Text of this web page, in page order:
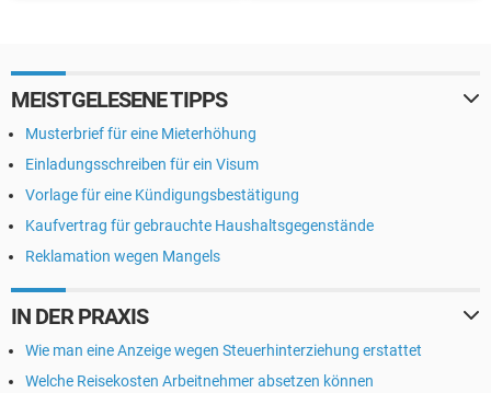
MEISTGELESENE TIPPS
Musterbrief für eine Mieterhöhung
Einladungsschreiben für ein Visum
Vorlage für eine Kündigungsbestätigung
Kaufvertrag für gebrauchte Haushaltsgegenstände
Reklamation wegen Mangels
IN DER PRAXIS
Wie man eine Anzeige wegen Steuerhinterziehung erstattet
Welche Reisekosten Arbeitnehmer absetzen können